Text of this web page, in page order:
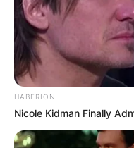
HABERION
Nicole Kidman Finally